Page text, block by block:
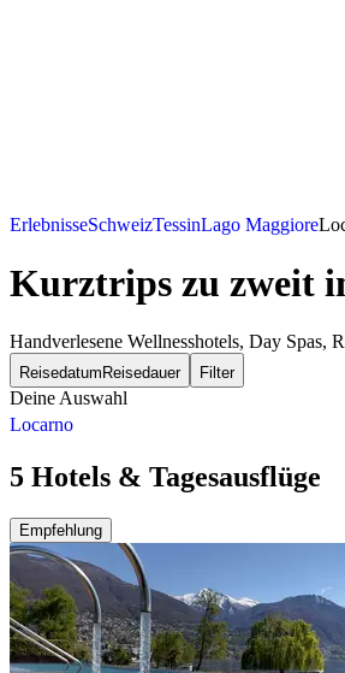
ErlebnisseSchweizTessinLago Maggiore
Kurztrips zu zweit
Handverlesene Wellnesshotels, Day Spas,
Reisedatum Reisedauer Filter
Deine Auswahl
Locarno
5 Hotels & Tagesausflüge
Empfehlung